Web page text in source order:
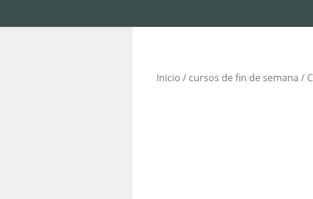
Inicio / cursos de fin de semana /